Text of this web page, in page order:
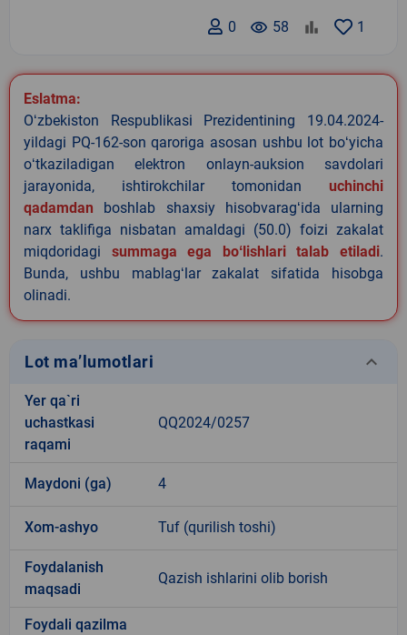
1
remove_red_eye 58
0
Eslatma:
Oʻzbekiston Respublikasi Prezidentining 19.04.2024-
yildagi PQ-162-son qaroriga asosan ushbu lot boʻyicha
oʻtkaziladigan elektron onlayn-auksion savdolari
jarayonida, ishtirokchilar tomonidan uchinchi
qadamdan boshlab shaxsiy hisobvaragʻida ularning
narx taklifiga nisbatan amaldagi (50.0) foizi zakalat
miqdoridagi summaga ega boʻlishlari talab etiladi.
Bunda, ushbu mablagʻlar zakalat sifatida hisobga
olinadi.
Lot ma’lumotlari keyboard_arrow_down
Yer qa`ri
uchastkasi
raqami
QQ2024/0257
Maydoni (ga) 4
Xom-ashyo Tuf (qurilish toshi)
Foydalanish
maqsadi
Qazish ishlarini olib borish
Foydali qazilma